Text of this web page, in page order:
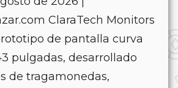
ClaraTech Monitors
de pantalla curva
pulgadas, desarrollado
de tragamonedas,